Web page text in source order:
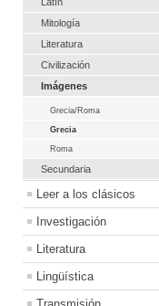
Mitología
Literatura
Civilización
Imágenes
Grecia/Roma
Grecia
Roma
Secundaria
Leer a los clásicos
Investigación
Literatura
Lingüística